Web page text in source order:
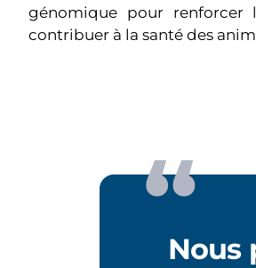
génomique pour renforcer
contribuer à la santé des
Nous